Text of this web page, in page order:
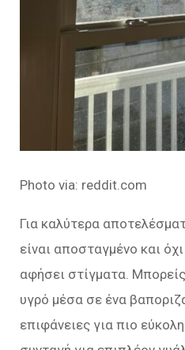
Photo via: reddit.com
Για καλύτερα
είναι αποσταγμένο και
αφήσει στίγματα.
υγρό μέσα σε ένα
επιφάνειες για πιο